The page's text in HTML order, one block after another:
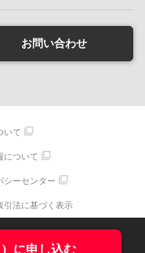
に申し込む
お問い合わせ
いて
について
シーセンター
引法に基づく表示